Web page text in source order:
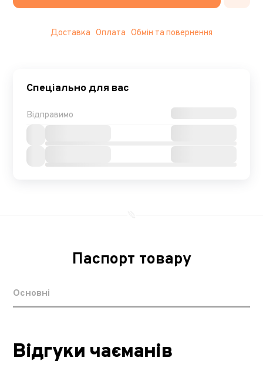
Доставка Оплата Обмін та повернення
Спеціально для вас
Відправимо
Паспорт товару
Основні
Відгуки чаєманів